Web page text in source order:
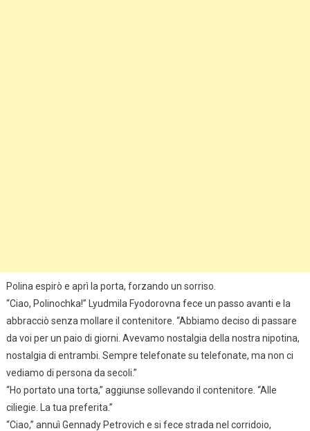
Polina espirò e aprì la porta, forzando un sorriso.
“Ciao, Polinochka!” Lyudmila Fyodorovna fece un passo avanti e la
abbracciò senza mollare il contenitore. “Abbiamo deciso di passare
da voi per un paio di giorni. Avevamo nostalgia della nostra nipotina,
nostalgia di entrambi. Sempre telefonate su telefonate, ma non ci
vediamo di persona da secoli.”
“Ho portato una torta,” aggiunse sollevando il contenitore. “Alle
ciliegie. La tua preferita.”
“Ciao,” annuì Gennady Petrovich e si fece strada nel corridoio,